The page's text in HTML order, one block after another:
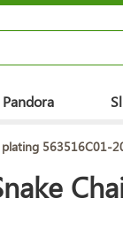
Pandora
plating 563516C01-